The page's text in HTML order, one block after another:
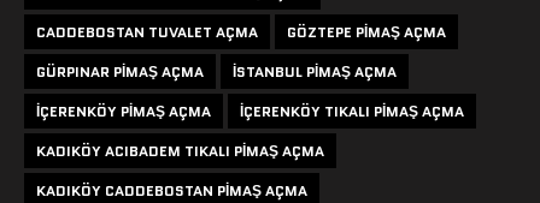
CADDEBOSTAN TUVALET AÇMA
GÖZTEPE PIMAŞ AÇMA
GÜRPINAR PIMAŞ AÇMA
ISTANBUL PIMAŞ AÇMA
IÇERENKÖY PIMAŞ AÇMA
IÇERENKÖY TIKALI PIMAŞ AÇMA
KADIKÖY ACIBADEM TIKALI PIMAŞ AÇMA
KADIKÖY CADDEBOSTAN PIMAŞ AÇMA